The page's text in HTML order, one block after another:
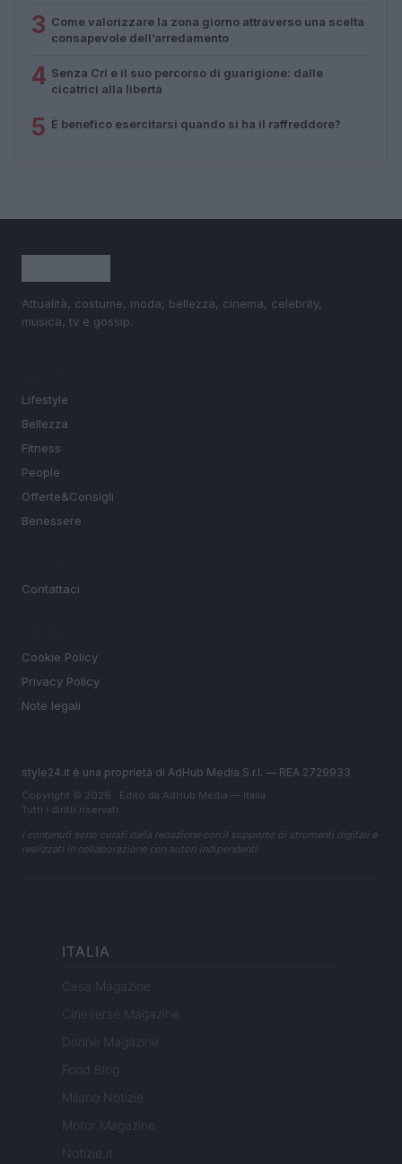
3 Come valorizzare la zona giorno attraverso una scelta
consapevole dell’arredamento
4 Senza Cri e il suo percorso di guarigione: dalle
cicatrici alla libertà
5 È benefico esercitarsi quando si ha il raffreddore?
Attualità, costume, moda, bellezza, cinema, celebrity,
musica, tv e gossip.
Lifestyle
Bellezza
Fitness
People
Offerte&Consigli
Benessere
Contattaci
Cookie Policy
Privacy Policy
Note legali
style24.it è una proprietà di AdHub Media S.r.l. — REA 2729933
Copyright © 2026 · Edito da AdHub Media — Italia
Tutti i diritti riservati
I contenuti sono curati dalla redazione con il supporto di strumenti digitali e
realizzati in collaborazione con autori indipendenti.
ITALIA
Casa Magazine
Cineverse Magazine
Donne Magazine
Food Blog
Milano Notizie
Motor Magazine
Notizie.it